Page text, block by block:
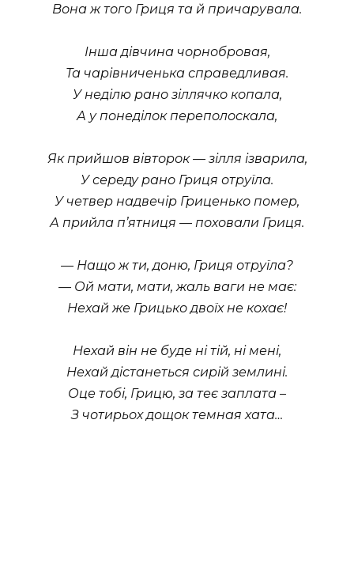
Вона ж того Гриця та й причарувала.
Інша дівчина чорнобровая,
Та чарівниченька справедливая.
У неділю рано зіллячко копала,
А у понеділок переполоскала,
Як прийшов вівторок — зілля ізварила,
У середу рано Гриця отруїла.
У четвер надвечір Гриценько помер,
А прийла п’ятниця — поховали Гриця.
— Нащо ж ти, доню, Гриця отруїла?
— Ой мати, мати, жаль ваги не має:
Нехай же Грицько двоїх не кохає!
Нехай він не буде ні тій, ні мені,
Нехай дістанеться сирій землині.
Оце тобі, Грицю, за теє заплата –
З чотирьох дощок темная хата…